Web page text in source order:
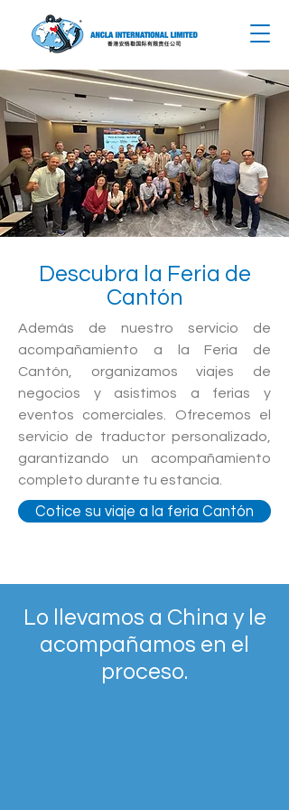
Descubra la Feria de
Cantón
Además de nuestro servicio de
acompañamiento a la Feria de
Cantón, organizamos viajes de
negocios y asistimos a ferias y
eventos comerciales. Ofrecemos el
servicio de traductor personalizado,
garantizando un acompañamiento
completo durante tu estancia.
Cotice su viaje a la feria Cantón
Lo llevamos a China y le
acompañamos en el
proceso.